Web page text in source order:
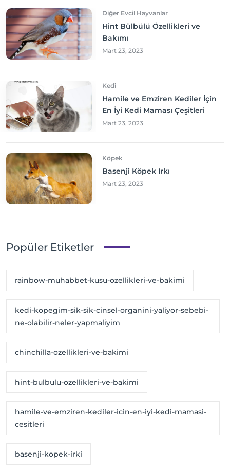
Diğer Evcil Hayvanlar
Hint Bülbülü Özellikleri ve
Bakımı
Mart 23, 2023
Kedi
Hamile ve Emziren Kediler İçin
En İyi Kedi Maması Çeşitleri
Mart 23, 2023
Köpek
Basenji Köpek Irkı
Mart 23, 2023
Popüler Etiketler
rainbow-muhabbet-kusu-ozellikleri-ve-bakimi
kedi-kopegim-sik-sik-cinsel-organini-yaliyor-sebebi-
ne-olabilir-neler-yapmaliyim
chinchilla-ozellikleri-ve-bakimi
hint-bulbulu-ozellikleri-ve-bakimi
hamile-ve-emziren-kediler-icin-en-iyi-kedi-mamasi-
cesitleri
basenji-kopek-irki